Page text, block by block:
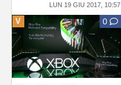
LUN 19 GIU 2017, 10:57
V 0